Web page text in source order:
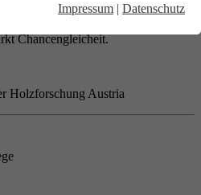
Impressum | Datenschutz
Chancengleicheit.
Holzforschung Austria